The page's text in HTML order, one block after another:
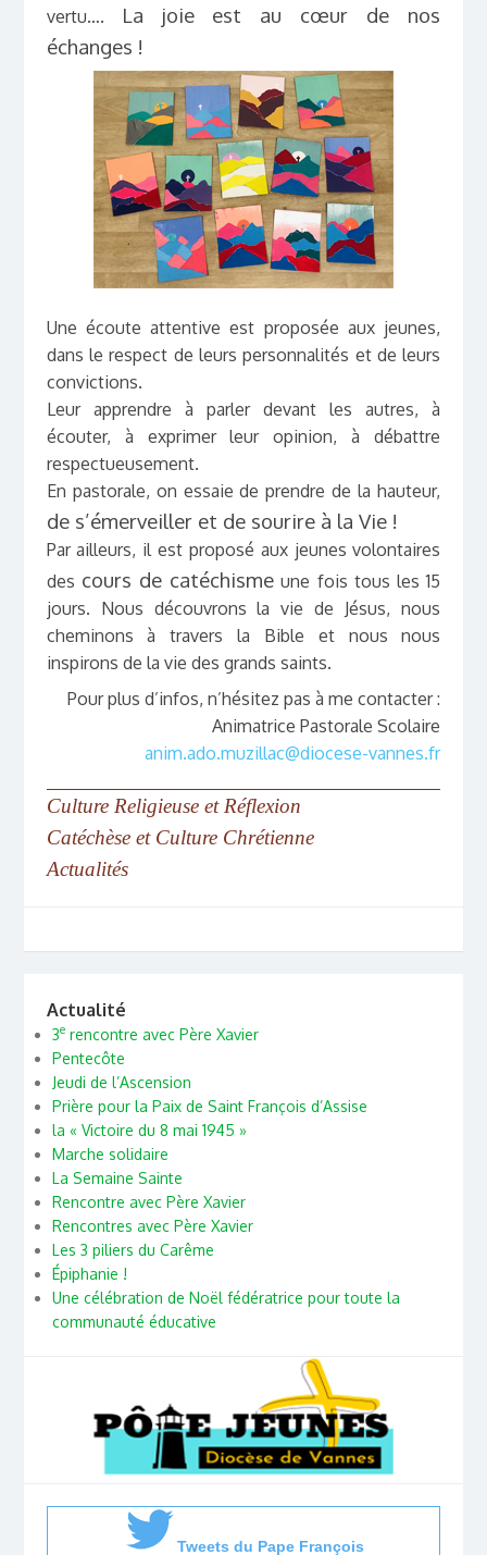
vertu….
La joie est au cœur de nos
échanges !
Une écoute attentive est proposée aux jeunes,
dans le respect de leurs personnalités et de leurs
convictions.
Leur apprendre à parler devant les autres, à
écouter, à exprimer leur opinion, à débattre
respectueusement.
En pastorale, on essaie de prendre de la hauteur,
de s’émerveiller et de sourire à la Vie !
Par ailleurs, il est proposé aux jeunes volontaires
des cours de catéchisme une fois tous les 15
jours. Nous découvrons la vie de Jésus, nous
cheminons à travers la Bible et nous nous
inspirons de la vie des grands saints.
Pour plus d’infos, n’hésitez pas à me contacter :
Animatrice Pastorale Scolaire
anim.ado.muzillac@diocese-vannes.fr
Culture Religieuse et Réflexion
Catéchèse et Culture Chrétienne
Actualités
Actualité
3erencontre avec Père Xavier
Pentecôte
Jeudi de l’Ascension
Prière pour la Paix de Saint François d’Assise
la « Victoire du 8 mai 1945 »
Marche solidaire
La Semaine Sainte
Rencontre avec Père Xavier
Rencontres avec Père Xavier
Les 3 piliers du Carême
Épiphanie !
Une célébration de Noël fédératrice pour toute la
communauté éducative
Tweets du Pape François